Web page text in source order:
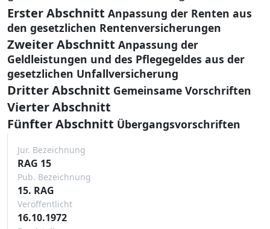
Erster Abschnitt Anpassung der Renten aus
den gesetzlichen Rentenversicherungen
Zweiter Abschnitt Anpassung der
Geldleistungen und des Pflegegeldes aus der
gesetzlichen Unfallversicherung
Dritter Abschnitt Gemeinsame Vorschriften
Vierter Abschnitt
Fünfter Abschnitt Übergangsvorschriften
Jur. Bezeichnung
RAG 15
Pub. Bezeichnung
15. RAG
Veröffentlicht
16.10.1972